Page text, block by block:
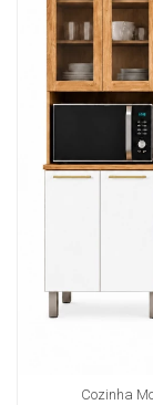
Cozinha